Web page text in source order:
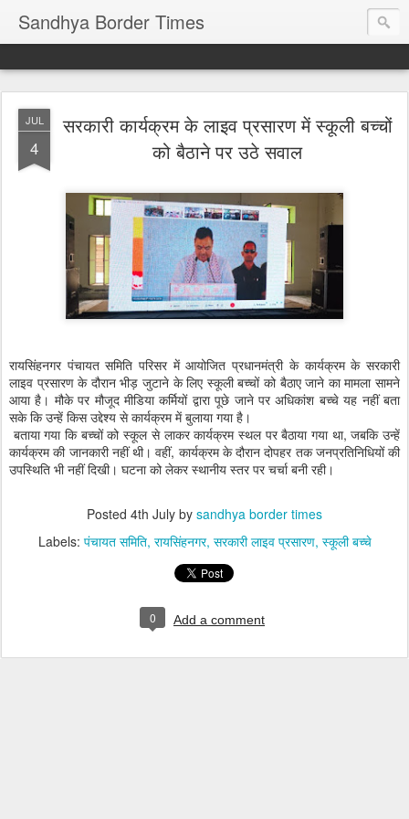
Sandhya Border Times
JUL
4
सरकारी कार्यक्रम के लाइव प्रसारण में स्कूली बच्चों
को बैठाने पर उठे सवाल
रायसिंहनगर पंचायत समिति परिसर में आयोजित प्रधानमंत्री के कार्यक्रम के सरकारी
लाइव प्रसारण के दौरान भीड़ जुटाने के लिए स्कूली बच्चों को बैठाए जाने का मामला सामने
आया है। मौके पर मौजूद मीडिया कर्मियों द्वारा पूछे जाने पर अधिकांश बच्चे यह नहीं बता
सके कि उन्हें किस उद्देश्य से कार्यक्रम में बुलाया गया है।
बताया गया कि बच्चों को स्कूल से लाकर कार्यक्रम स्थल पर बैठाया गया था, जबकि उन्हें
कार्यक्रम की जानकारी नहीं थी। वहीं, कार्यक्रम के दौरान दोपहर तक जनप्रतिनिधियों की
उपस्थिति भी नहीं दिखी। घटना को लेकर स्थानीय स्तर पर चर्चा बनी रही।
Posted 4th July by sandhya border times
Labels: पंचायत समिति रायसिंहनगर सरकारी लाइव प्रसारण स्कूली बच्चे
0 Add a comment